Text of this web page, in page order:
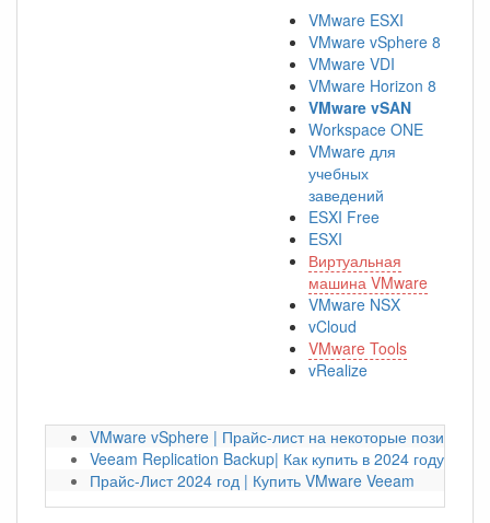
VMware ESXI
VMware vSphere 8
VMware VDI
VMware Horizon 8
VMware vSAN
Workspace ONE
VMware для
учебных
заведений
ESXI Free
ESXI
Виртуальная
машина VMware
VMware NSX
vCloud
VMware Tools
vRealize
VMware vSphere | Прайс-лист на некоторые позиции
Veeam Replication Backup| Как купить в 2024 году?
Прайс-Лист 2024 год | Купить VMware Veeam